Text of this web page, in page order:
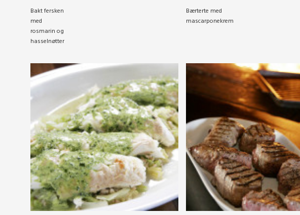
Bakt fersken
med
rosmarin og
hasselnøtter
Bærterte med
mascarponekrem